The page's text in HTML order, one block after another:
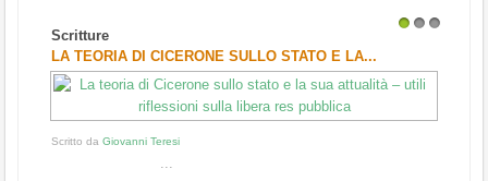
Scritture
LA TEORIA DI CICERONE SULLO STATO E LA...
Scritto da Giovanni Teresi
...